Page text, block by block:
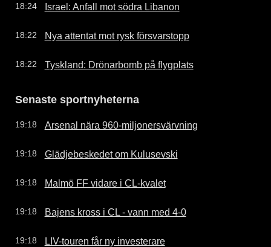
18:24 Israel: Anfall mot södra Libanon
18:22 Nya attentat mot rysk försvarstopp
18:22 Tyskland: Drönarbomb på flygplats
Senaste sportnyheterna
19:18 Arsenal nära 960-miljonersvärvning
19:18 Glädjebeskedet om Kulusevski
19:18 Malmö FF vidare i CL-kvalet
19:18 Bajens kross i CL - vann med 4-0
19:18 LIV-touren får ny investerare